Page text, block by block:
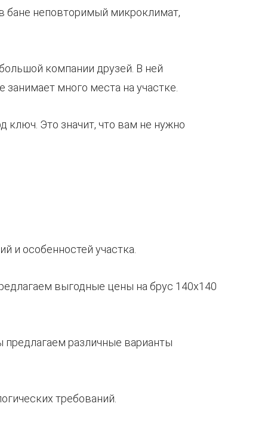
бане неповторимый микроклимат,
компании друзей. В ней
много места на участке.
ключ. Это значит, что вам не нужно
и особенностей участка.
выгодные цены на брус 140х140
различные варианты
требований.